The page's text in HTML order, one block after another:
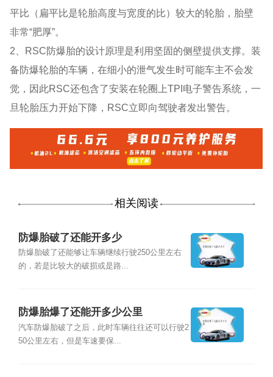
平比（扁平比是轮胎高度与宽度的比）较大的轮胎，胎壁
非常“肥厚”。
2、RSC防爆胎的设计原理是利用坚固的侧壁提供支撑。装
备防爆轮胎的车辆，在细小的泄气发生时可能车主不会发
觉，因此RSC还包含了安装在轮圈上TPI电子警告系统，一
旦轮胎压力开始下降，RSC立即向驾驶者发出警告。
相关阅读
防爆胎破了还能开多少
防爆胎破了还能够让车辆继续行驶250公里左右
的，若是比较大的破损或是路...
防爆胎爆了还能开多少公里
汽车防爆胎破了之后，此时车辆往往还可以行驶2
50公里左右，但是车速要保...